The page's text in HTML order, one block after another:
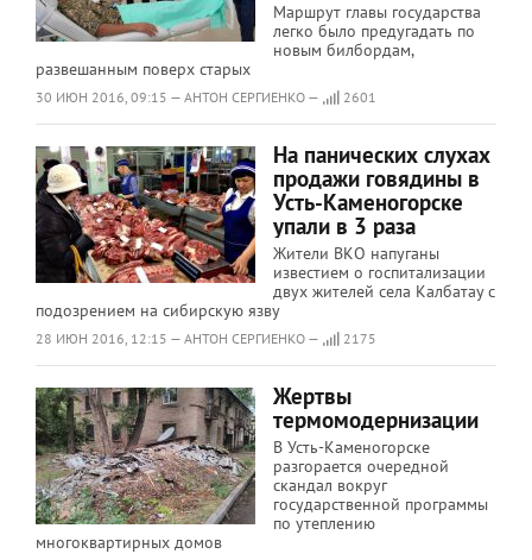
Маршрут главы государства
легко было предугадать по
новым билбордам,
развешанным поверх старых
30 ИЮН 2016, 09:15 — АНТОН СЕРГИЕНКО — 2601
На панических слухах
продажи говядины в
Усть-Каменогорске
упали в 3 раза
Жители ВКО напуганы
известием о госпитализации
двух жителей села Калбатау с
подозрением на сибирскую язву
28 ИЮН 2016, 12:15 — АНТОН СЕРГИЕНКО — 2175
Жертвы
термомодернизации
В Усть-Каменогорске
разгорается очередной
скандал вокруг
государственной программы
по утеплению
многоквартирных домов